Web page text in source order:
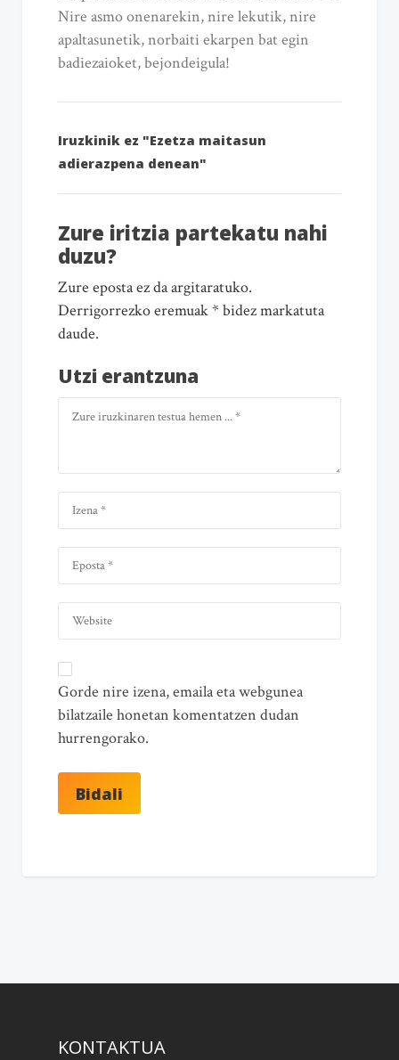
Nire asmo onenarekin, nire lekutik, nire
apaltasunetik, norbaiti ekarpen bat egin
badiezaioket, bejondeigula!
Iruzkinik ez "Ezetza maitasun
adierazpena denean"
Zure iritzia partekatu nahi
duzu?
Zure eposta ez da argitaratuko.
Derrigorrezko eremuak * bidez markatuta
daude.
Utzi erantzuna
Gorde nire izena, emaila eta webgunea
bilatzaile honetan komentatzen dudan
hurrengorako.
KONTAKTUA